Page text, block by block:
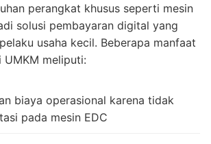
perangkat khusus seperti mesin
solusi pembayaran digital yang
usaha kecil. Beberapa manfaat
UMKM meliputi:
biaya operasional karena tidak
pada mesin EDC